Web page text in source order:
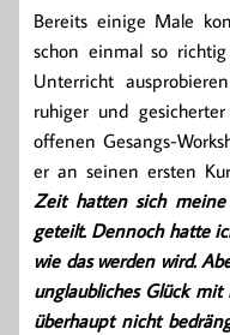
Bereits einige Male
schon einmal so
Unterricht
ruhiger und
offenen Gesangs-
er an seinen ersten
Zeit hatten sich meine
geteilt. Dennoch hatte
wie das werden wird.
unglaubliches Glück
überhaupt nicht